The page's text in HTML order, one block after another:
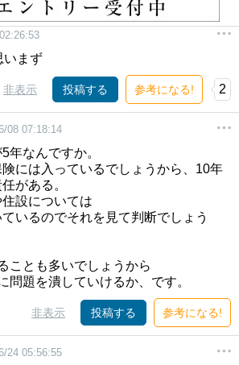
いまず
非表示 投稿する 参考になる! 2
08 07:18:14
年なんですか。
には入っているでしょうから、10年
がある。
設については
いるのでそれを見て判断でしょう
ことも多いでしょうから
問題を潰していけるか、です。
非表示 投稿する 参考になる!
24 05:56:55